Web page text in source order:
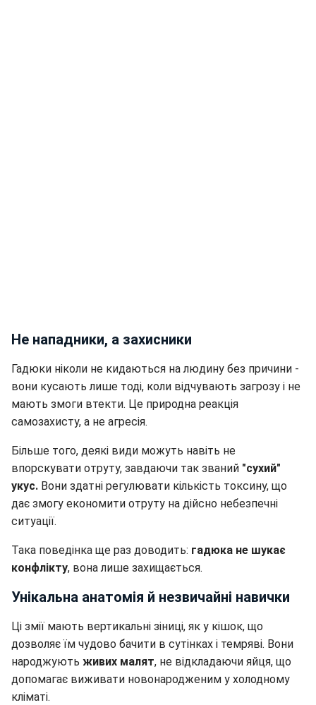
Не нападники, а захисники
Гадюки ніколи не кидаються на людину без причини -
вони кусають лише тоді, коли відчувають загрозу і не
мають змоги втекти. Це природна реакція
самозахисту, а не агресія.
Більше того, деякі види можуть навіть не
впорскувати отруту, завдаючи так званий "сухий"
укус. Вони здатні регулювати кількість токсину, що
дає змогу економити отруту на дійсно небезпечні
ситуації.
Така поведінка ще раз доводить: гадюка не шукає
конфлікту, вона лише захищається.
Унікальна анатомія й незвичайні навички
Ці змії мають вертикальні зіниці, як у кішок, що
дозволяє їм чудово бачити в сутінках і темряві. Вони
народжують живих малят, не відкладаючи яйця, що
допомагає виживати новонародженим у холодному
кліматі.